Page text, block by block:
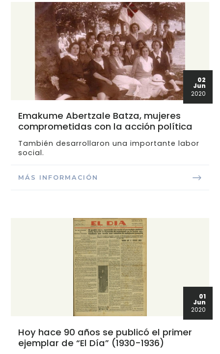
02
Jun
2020
Emakume Abertzale Batza, mujeres
comprometidas con la acción política
También desarrollaron una importante labor
social.
MÁS INFORMACIÓN
01
Jun
2020
Hoy hace 90 años se publicó el primer
ejemplar de “El Día” (1930-1936)